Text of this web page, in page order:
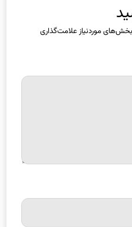
بخش‌های موردنیاز علامت‌گذاری